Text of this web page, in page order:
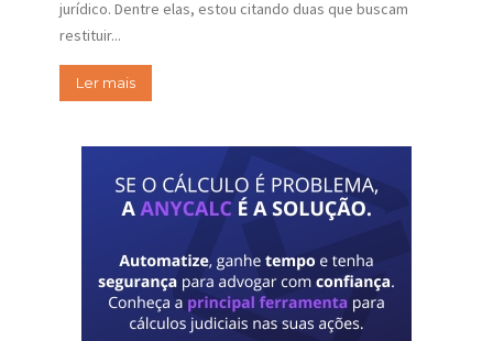
jurídico. Dentre elas, estou citando duas que buscam
restituir...
Ler mais